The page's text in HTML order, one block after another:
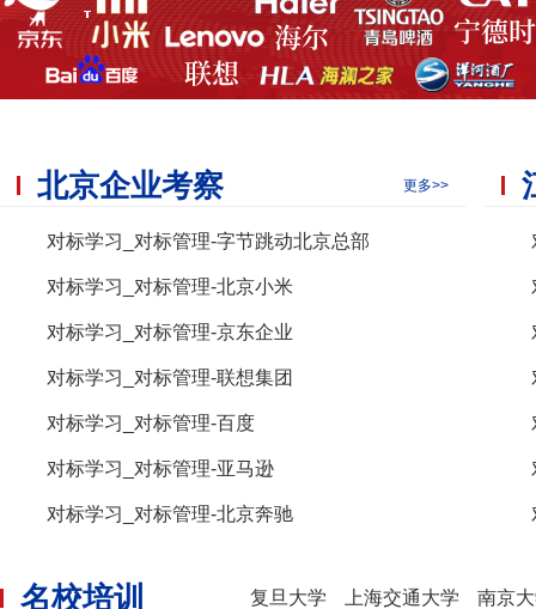
北京企业考察 更多>>
对标学习_对标管理-字节跳动北京总部
对标学习_对标管理-北京小米
对标学习_对标管理-京东企业
对标学习_对标管理-联想集团
对标学习_对标管理-百度
对标学习_对标管理-亚马逊
对标学习_对标管理-北京奔驰
名校培训 复旦大学 上海交通大学 南京